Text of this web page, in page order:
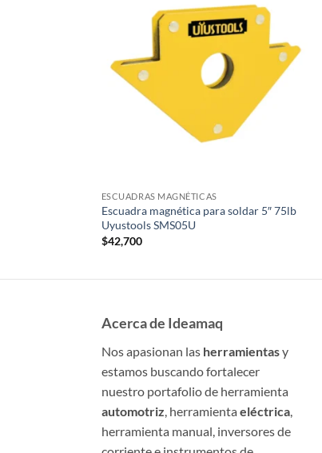
ESCUADRAS MAGNÉTICAS
Escuadra magnética para soldar 5″ 75lb
Uyustools SMS05U
$42,700
Acerca de Ideamaq
Nos apasionan las herramientasy
estamos buscando fortalecer
nuestro portafolio de herramienta
automotriz , herramienta eléctrica
herramienta manual, inversores de